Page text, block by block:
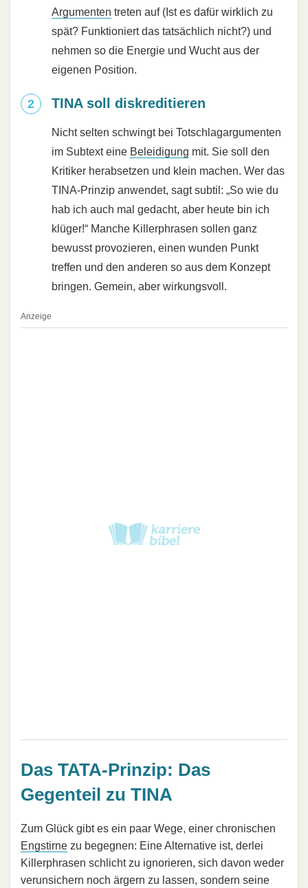
Argumenten treten auf (Ist es dafür wirklich zu
spät? Funktioniert das tatsächlich nicht?) und
nehmen so die Energie und Wucht aus der
eigenen Position.
TINA soll diskreditieren
Nicht selten schwingt bei Totschlagargumenten
im Subtext eine Beleidigung mit. Sie soll den
Kritiker herabsetzen und klein machen. Wer das
TINA-Prinzip anwendet, sagt subtil: „So wie du
hab ich auch mal gedacht, aber heute bin ich
klüger!“ Manche Killerphrasen sollen ganz
bewusst provozieren, einen wunden Punkt
treffen und den anderen so aus dem Konzept
bringen. Gemein, aber wirkungsvoll.
Anzeige
Das TATA-Prinzip: Das
Gegenteil zu TINA
Zum Glück gibt es ein paar Wege, einer chronischen
Engstirne zu begegnen: Eine Alternative ist, derlei
Killerphrasen schlicht zu ignorieren, sich davon weder
verunsichern noch ärgern zu lassen, sondern seine